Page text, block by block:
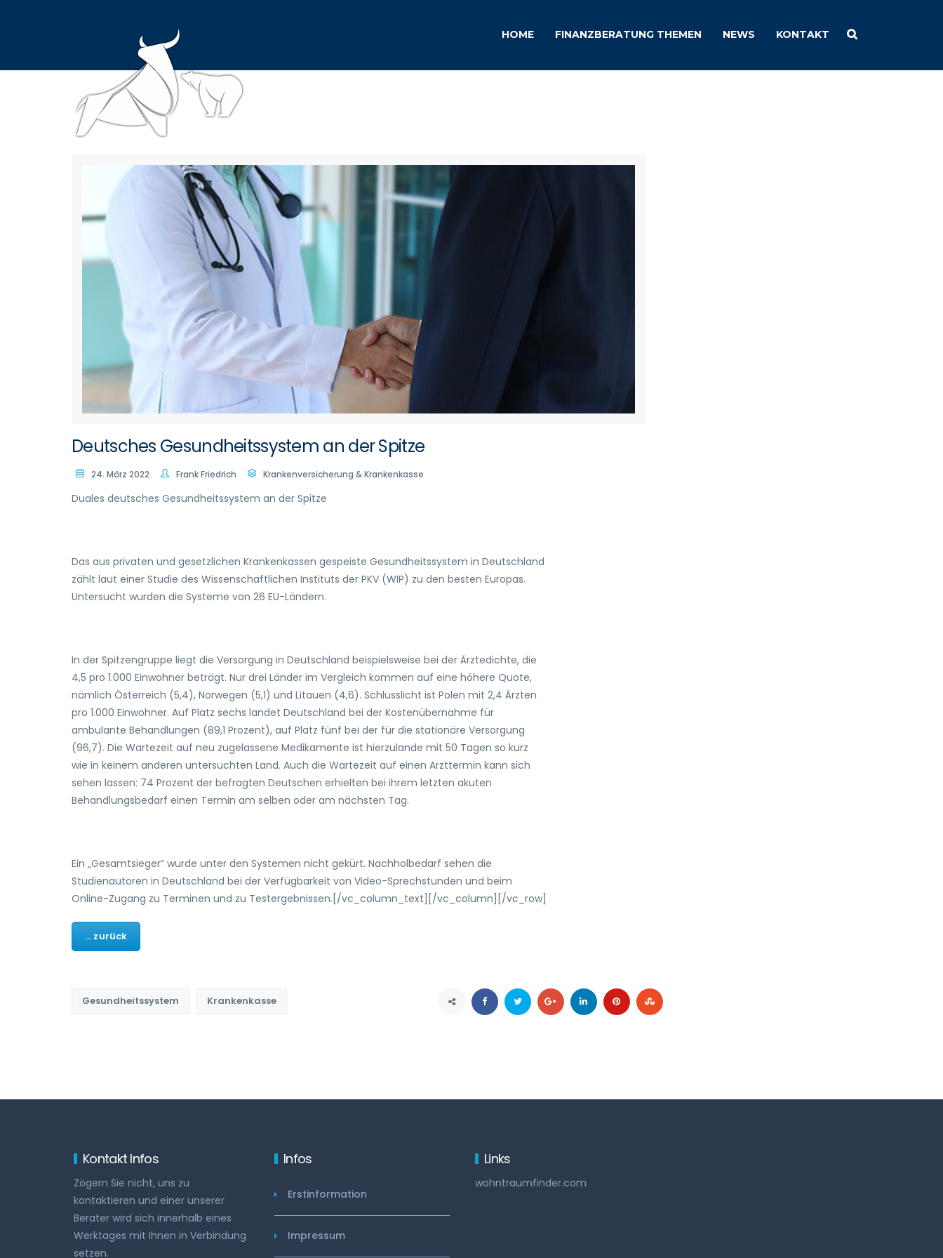
HOME FINANZBERATUNG THEMEN NEWS KONTAKT
Deutsches Gesundheitssystem an der Spitze
24. März 2022 Frank Friedrich Krankenversicherung & Krankenkasse
Duales deutsches Gesundheitssystem an der Spitze
Das aus privaten und gesetzlichen Krankenkassen gespeiste Gesundheitssystem in Deutschland
zählt laut einer Studie des Wissenschaftlichen Instituts der PKV (WIP) zu den besten Europas.
Untersucht wurden die Systeme von 26 EU-Ländern.
In der Spitzengruppe liegt die Versorgung in Deutschland beispielsweise bei der Ärztedichte, die
4,5 pro 1.000 Einwohner beträgt. Nur drei Länder im Vergleich kommen auf eine höhere Quote,
nämlich Österreich (5,4), Norwegen (5,1) und Litauen (4,6). Schlusslicht ist Polen mit 2,4 Ärzten
pro 1.000 Einwohner. Auf Platz sechs landet Deutschland bei der Kostenübernahme für
ambulante Behandlungen (89,1 Prozent), auf Platz fünf bei der für die stationäre Versorgung
(96,7). Die Wartezeit auf neu zugelassene Medikamente ist hierzulande mit 50 Tagen so kurz
wie in keinem anderen untersuchten Land. Auch die Wartezeit auf einen Arzttermin kann sich
sehen lassen: 74 Prozent der befragten Deutschen erhielten bei ihrem letzten akuten
Behandlungsbedarf einen Termin am selben oder am nächsten Tag.
Ein „Gesamtsieger“ wurde unter den Systemen nicht gekürt. Nachholbedarf sehen die
Studienautoren in Deutschland bei der Verfügbarkeit von Video-Sprechstunden und beim
Online-Zugang zu Terminen und zu Testergebnissen.[/vc_column_text][/vc_column][/vc_row]
... zurück
Gesundheitssystem Krankenkasse
Kontakt Infos
Zögern Sie nicht, uns zu
kontaktieren und einer unserer
Berater wird sich innerhalb eines
Werktages mit Ihnen in Verbindung
setzen.
Infos
Erstinformation
Impressum
Links
wohntraumfinder.com